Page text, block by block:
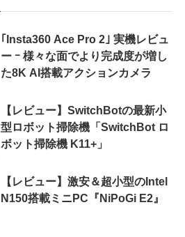
｢Insta360 Ace Pro 2｣ 実機レビュ
ー ｰ 様々な面でより完成度が増し
た8K AI搭載アクションカメラ
【レビュー】SwitchBotの最新小
型ロボット掃除機「SwitchBot ロ
ボット掃除機 K11+」
【レビュー】激安＆超小型のIntel
N150搭載ミニPC『NiPoGi E2』